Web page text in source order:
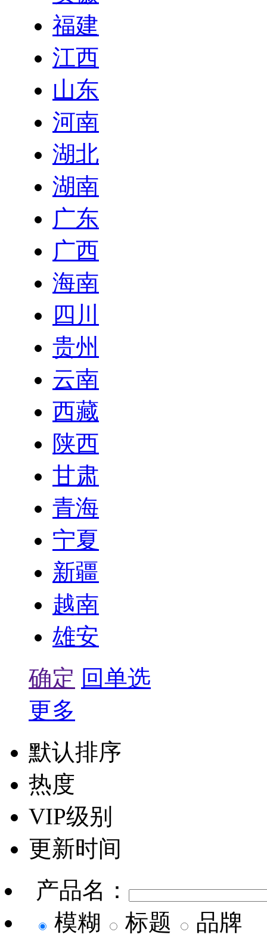
福建
江西
山东
河南
湖北
湖南
广东
广西
海南
四川
贵州
云南
西藏
陕西
甘肃
青海
宁夏
新疆
越南
雄安
确定 回单选
更多
默认排序
热度
VIP级别
更新时间
产品名：
模糊
标题
品牌